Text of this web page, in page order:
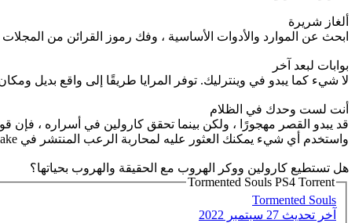
ألغاز شريرة
ابحث عن الموارد والأدوات الأساسية ، وفك رموز القرائن من
بوابات لبعد آخر
لا شيء كما يبدو في وينترليك. توفر المرايا طريقًا إلى واقع بديل
أنت لست وحدك في الظلام
قد يبدو القصر مهجورًا ، ولكن بينما تحقق كارولين في أسراره ،
واستخدم أي شيء يمكنك العثور عليه لمحاربة الرعب المنتشر في Winterlake. فقط تذكر: حدق في الظلام ، وهو يحدق فيك أيضًا ...
هل تستطيع كارولين ووكر الهروب مع الحقيقة والهروب بحياتها؟
Tormented Souls PS4 Torrent
Tormented Souls
آخر تحديث 27 سبتمبر 2022